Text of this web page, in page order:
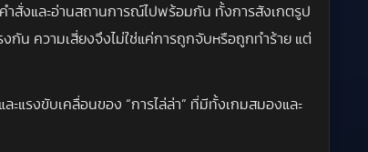
ำสั่งและอ่านสถานการณ์ไปพร้อมกัน ทั้งการสังเกตรูป
กัน ความเสี่ยงจึงไม่ใช่แค่การถูกจับหรือถูกทำร้าย แต่
ะแรงขับเคลื่อนของ “การไล่ล่า” ที่มีทั้งเกมสมองและ